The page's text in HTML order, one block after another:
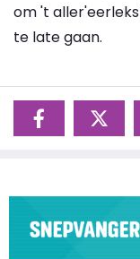
om 't
te late gaan.